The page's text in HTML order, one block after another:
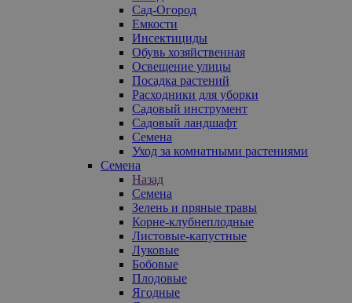
Сад-Огород
Емкости
Инсектициды
Обувь хозяйственная
Освещение улицы
Посадка растений
Расходники для уборки
Садовый инструмент
Садовый ландшафт
Семена
Уход за комнатными растениями
Семена
Назад
Семена
Зелень и пряные травы
Корне-клубнеплодные
Листовые-капустные
Луковые
Бобовые
Плодовые
Ягодные